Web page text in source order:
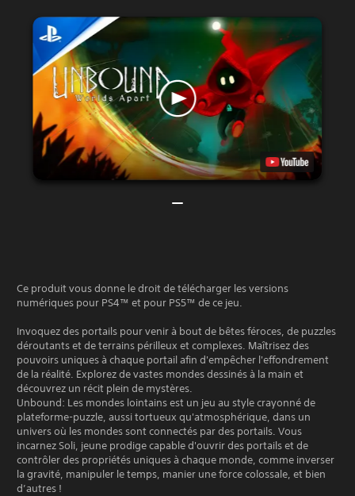
Ce produit vous donne le droit de télécharger les versions
numériques pour PS4™ et pour PS5™ de ce jeu.
Invoquez des portails pour venir à bout de bêtes féroces, de puzzles
déroutants et de terrains périlleux et complexes. Maîtrisez des
pouvoirs uniques à chaque portail afin d'empêcher l'effondrement
de la réalité. Explorez de vastes mondes dessinés à la main et
découvrez un récit plein de mystères.
Unbound: Les mondes lointains est un jeu au style crayonné de
plateforme-puzzle, aussi tortueux qu'atmosphérique, dans un
univers où les mondes sont connectés par des portails. Vous
incarnez Soli, jeune prodige capable d'ouvrir des portails et de
contrôler des propriétés uniques à chaque monde, comme inverser
la gravité, manipuler le temps, manier une force colossale, et bien
d’autres !